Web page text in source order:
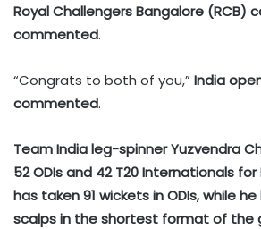
Royal Challengers Bangalore (RCB)
commented.
“Congrats to both of you,” India
commented.
Team India leg-spinner Yuzvendra
52 ODIs and 42 T20 Internationals
has taken 91 wickets in ODIs, while
scalps in the shortest format of the